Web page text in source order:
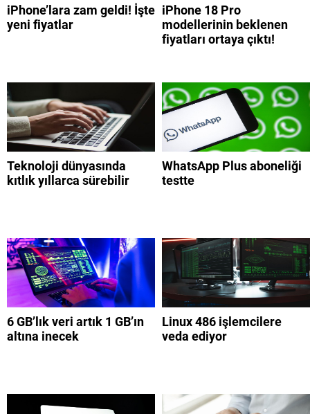
iPhone’lara zam geldi! İşte
yeni fiyatlar
iPhone 18 Pro
modellerinin beklenen
fiyatları ortaya çıktı!
Teknoloji dünyasında
kıtlık yıllarca sürebilir
WhatsApp Plus aboneliği
testte
6 GB’lık veri artık 1 GB’ın
altına inecek
Linux 486 işlemcilere
veda ediyor